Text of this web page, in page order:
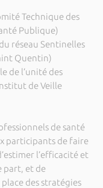
Technique des
Publique)
réseau Sentinelles
Quentin)
de l’unité des
de Veille
de santé
participants de faire
l’efficacité et
part, et de
des stratégies